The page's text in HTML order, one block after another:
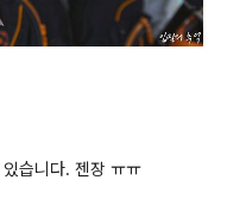
습니다. 젠장 ㅠㅠ